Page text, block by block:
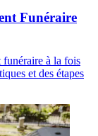
Funéraire
funéraire à la fois
et des étapes